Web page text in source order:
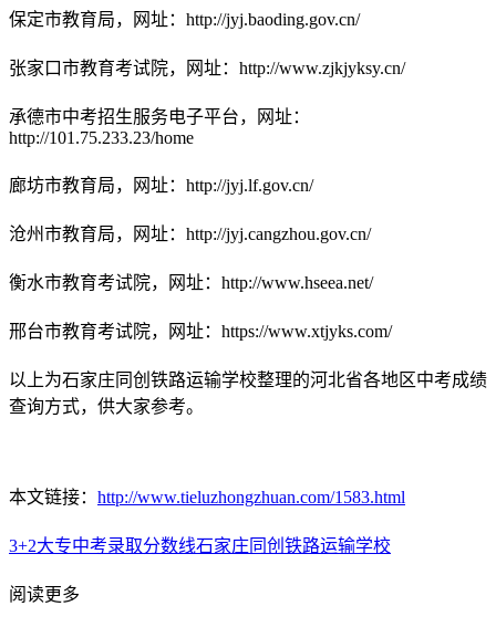
保定市教育局，网址：http://jyj.baoding.gov.cn/
张家口市教育考试院，网址：http://www.zjkjyksy.cn/
承德市中考招生服务电子平台，网址：
http://101.75.233.23/home
廊坊市教育局，网址：http://jyj.lf.gov.cn/
沧州市教育局，网址：http://jyj.cangzhou.gov.cn/
衡水市教育考试院，网址：http://www.hseea.net/
邢台市教育考试院，网址：https://www.xtjyks.com/
以上为石家庄同创铁路运输学校整理的河北省各地区中考成绩
查询方式，供大家参考。
本文链接： http://www.tieluzhongzhuan.com/1583.html
3+2大专中考录取分数线石家庄同创铁路运输学校
阅读更多